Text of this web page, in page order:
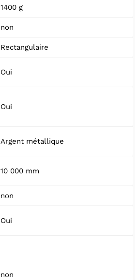
1400 g
non
Rectangulaire
Oui
Oui
Argent métallique
10 000 mm
non
Oui
non